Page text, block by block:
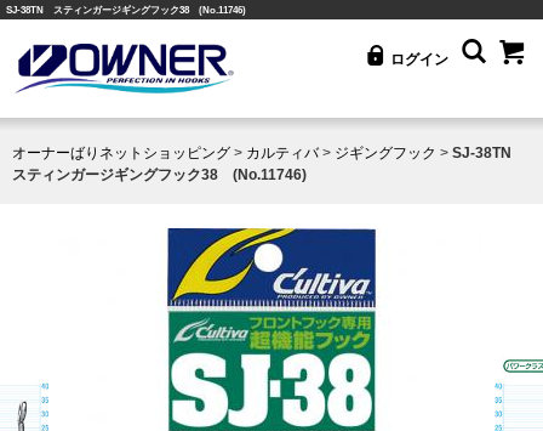
SJ-38TN スティンガージギングフック38 (No.11746)
ログイン
オーナーばりネットショッピング > カルティバ> ジギングフック > SJ-38TN
スティンガージギングフック38 (No.11746)